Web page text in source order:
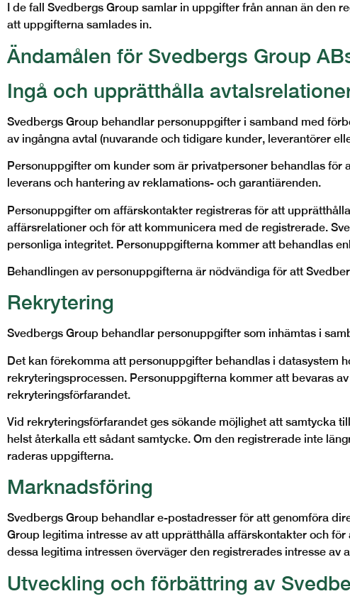
I de fall Svedbergs Group samlar in uppgifter från annan än
att uppgifterna samlades in.
Ändamålen för Svedbergs Group
Ingå och upprätthålla
Svedbergs Group behandlar personuppgifter i samband med
av ingångna avtal (nuvarande och tidigare kunder, leverantörer
Personuppgifter om kunder som är privatpersoner behandlas
leverans och hantering av reklamations- och garantiärenden.
Personuppgifter om affärskontakter registreras för att
affärsrelationer och för att kommunicera med de registrerade.
personliga integritet. Personuppgifterna kommer att behandlas
Behandlingen av personuppgifterna är nödvändiga för att
Rekrytering
Svedbergs Group behandlar personuppgifter som inhämtas i
Det kan förekomma att personuppgifter behandlas i datasystem
rekryteringsprocessen. Personuppgifterna kommer att bevaras
rekryteringsförfarandet.
Vid rekryteringsförfarandet ges sökande möjlighet att samtycka
helst återkalla ett sådant samtycke. Om den registrerade inte
raderas uppgifterna.
Marknadsföring
Svedbergs Group behandlar e-postadresser för att genomföra
Group legitima intresse av att upprätthålla affärskontakter och
dessa legitima intressen överväger den registrerades intresse av
Utveckling och förbättring av